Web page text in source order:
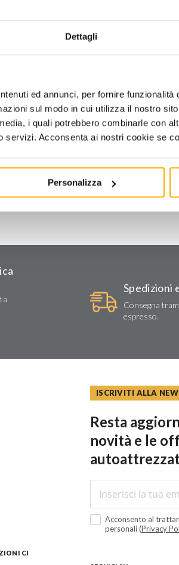
Dettagli
ed annunci, per fornire
sul modo in cui utilizza il nostro
i quali potrebbero combinarle con
servizi. Acconsenta ai nostri cookie se
Personalizza
Spedizioni
Consegna
espresso.
CI
ISCRIVITI ALLA
Resta
novità e le
Acconsento al
personali (Privacy